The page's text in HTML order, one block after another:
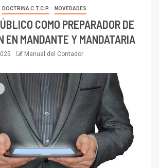
DOCTRINA C.T.C.P. NOVEDADES
COMO PREPARADOR DE
EN MANDANTE Y MANDATARIA
Manual del Contador